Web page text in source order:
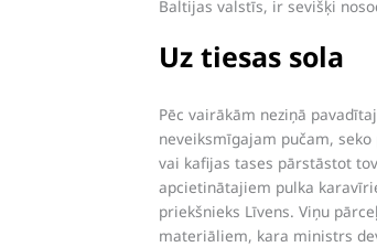
Baltijas valstīs, ir sevišķi
Uz tiesas sola
Pēc vairākām neziņā
neveiksmīgajam pučam,
vai kafijas tases pārstāstot
apcietinātajiem pulka
priekšnieks Līvens. Viņu
materiāliem, kara ministrs